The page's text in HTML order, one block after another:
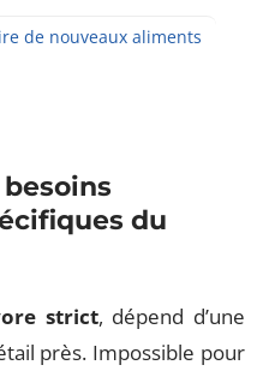
de nouveaux aliments
du
strict, dépend d’une
près. Impossible pour